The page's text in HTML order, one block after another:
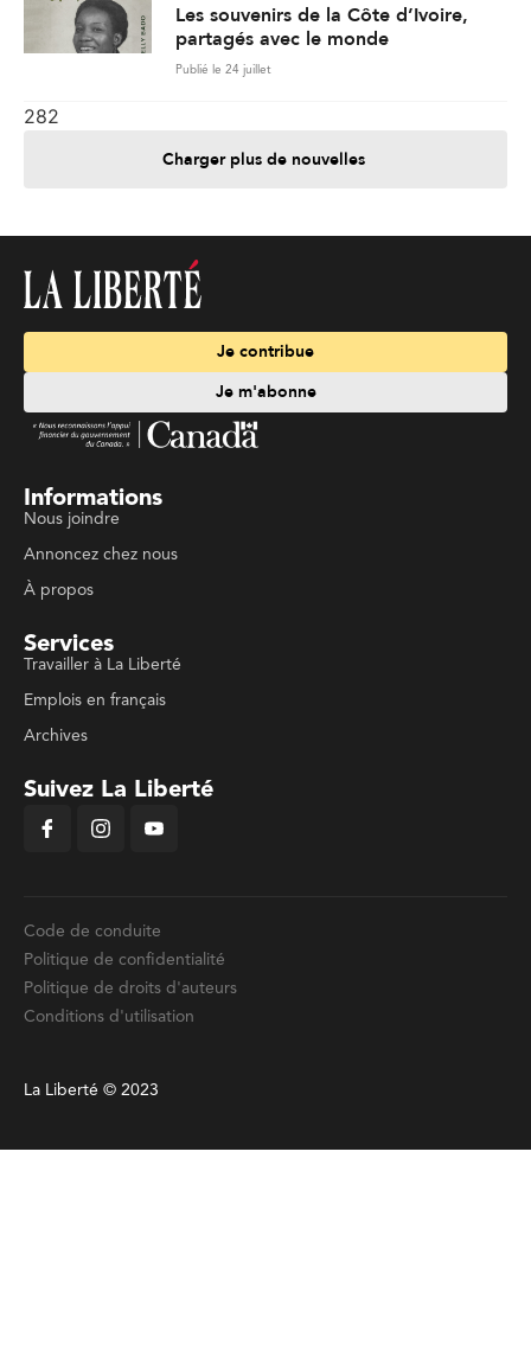
Les souvenirs de la Côte d’Ivoire,
partagés avec le monde
Publié le 24 juillet
282
Charger plus de nouvelles
Je contribue
Je m'abonne
Informations
Nous joindre
Annoncez chez nous
À propos
Services
Travailler à La Liberté
Emplois en français
Archives
Suivez La Liberté
Code de conduite
Politique de confidentialité
Politique de droits d'auteurs
Conditions d'utilisation
La Liberté © 2023